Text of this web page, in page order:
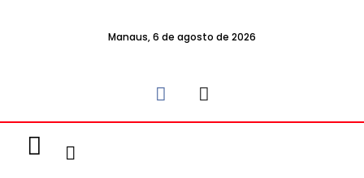
Manaus, 6 de agosto de 2026